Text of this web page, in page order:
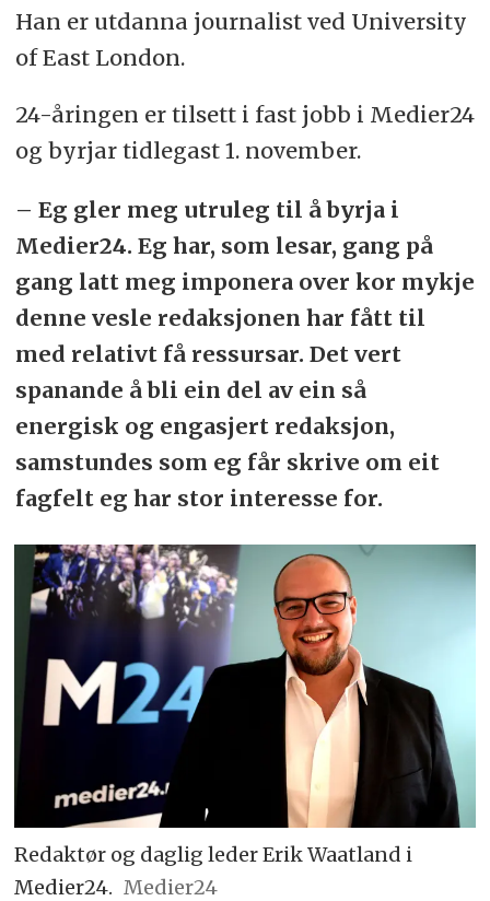
Han er utdanna journalist ved University
of East London.
24-åringen er tilsett i fast jobb i Medier24
og byrjar tidlegast 1. november.
– Eg gler meg utruleg til å byrja i
Medier24. Eg har, som lesar, gang på
gang latt meg imponera over kor mykje
denne vesle redaksjonen har fått til
med relativt få ressursar. Det vert
spanande å bli ein del av ein så
energisk og engasjert redaksjon,
samstundes som eg får skrive om eit
fagfelt eg har stor interesse for.
Redaktør og daglig leder Erik Waatland i
Medier24. Medier24